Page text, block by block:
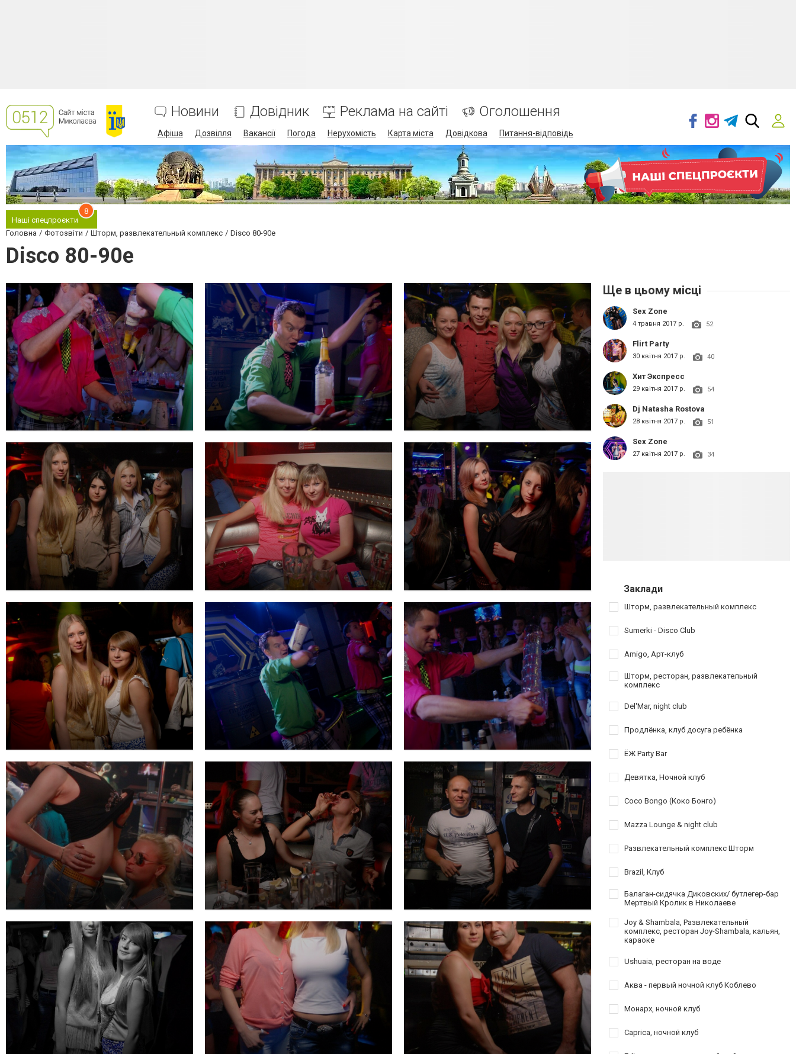
Новини Довідник Реклама на сайті Оголошення
Афіша Дозвілля Вакансії Погода Нерухомість Карта міста Довідкова Питання-відповідь
Наші спецпроєкти
8
Головна Фотозвіти Шторм, развлекательный комплекс Disco 80-90e
Disco 80-90e
Ще в цьому місці
Sex Zone
4 травня 2017 р. 52
Flirt Party
30 квітня 2017 р. 40
Хит Экспресс
29 квітня 2017 р. 54
Dj Natasha Rostova
28 квітня 2017 р. 51
Sex Zone
27 квітня 2017 р. 34
Заклади
Шторм, развлекательный комплекс
Sumerki - Disco Club
Amigo, Арт-клуб
Шторм, ресторан, развлекательный
комплекс
Del'Mar, night club
Продлёнка, клуб досуга ребёнка
ЁЖ Party Bar
Девятка, Ночной клуб
Coco Bongo (Коко Бонго)
Mazza Lounge & night club
Развлекательный комплекс Шторм
Brazil, Клуб
Балаган-сидячка Диковских/ бутлегер-бар
Мертвый Кролик в Николаеве
Joy & Shambala, Развлекательный
комплекс, ресторан Joy-Shambala, кальян,
караоке
Ushuaia, ресторан на воде
Аква - первый ночной клуб Коблево
Монарх, ночной клуб
Caprica, ночной клуб